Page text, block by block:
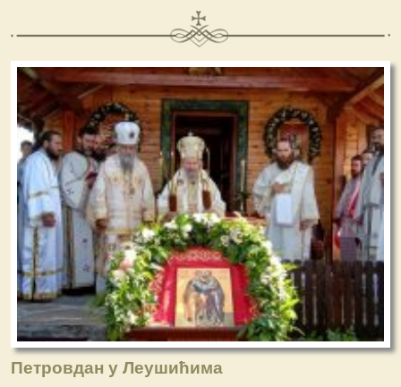
Петровдан у Леушићима